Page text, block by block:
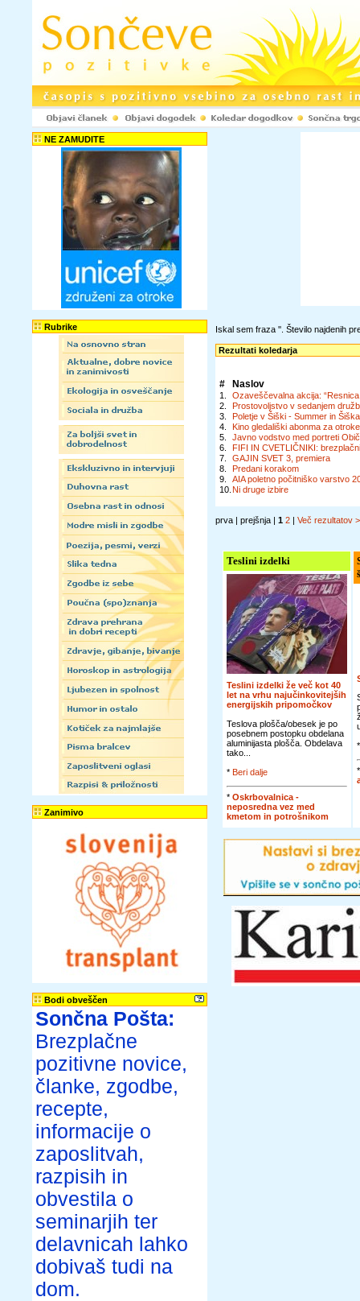
NE ZAMUDITE
Rubrike
Zanimivo
Bodi obveščen
Sončna Pošta:
Brezplačne
pozitivne novice,
članke, zgodbe,
recepte,
informacije o
zaposlitvah,
razpisih in
obvestila o
seminarjih ter
delavnicah lahko
dobivaš tudi na
dom.
Iskal sem fraza ''. Število najdenih
Rezultati koledarja
# Naslov
1.
Ozaveščevalna akcija:
2.
Prostovoljstvo v sedanjem
3.
Poletje v Šiški - Summer in
4.
Kino gledališki abonma za
5.
Javno vodstvo med portreti
6.
FIFI IN CVETLIČNIKI:
7.
GAJIN SVET 3, premiera
8.
Predani korakom
9.
AIA poletno počitniško varstvo
10. Ni druge izbire
prva | prejšnja | 1 2 | Več rezultatov
Teslini izdelki
Teslini izdelki že več kot 40
let na vrhu najučinkovitejših
energijskih pripomočkov
Teslova plošča/obesek je po
posebnem postopku obdelana
aluminijasta plošča. Obdelava
tako...
* Beri dalje
* Oskrbovalnica -
neposredna vez med
kmetom in potrošnikom